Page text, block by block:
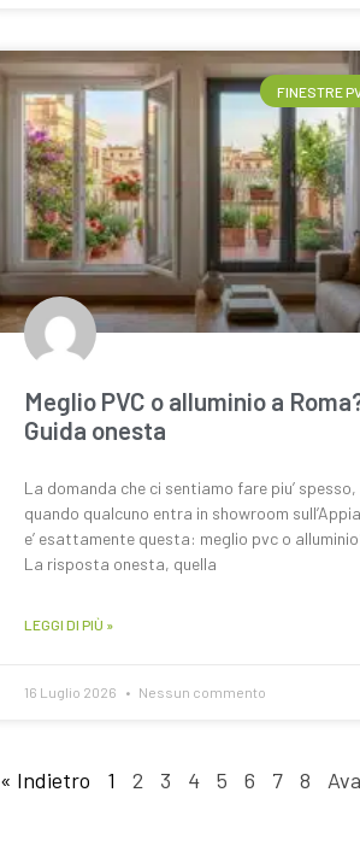
FINESTRE
Meglio PVC o alluminio a
Guida onesta
La domanda che ci sentiamo fare piu’ spesso,
quando qualcuno entra in showroom
e’ esattamente questa: meglio pvc o
La risposta onesta, quella
LEGGI DI PIÙ »
16 Luglio 2026 Nessun commento
« Indietro 1 2 3 4 5 6 7 8